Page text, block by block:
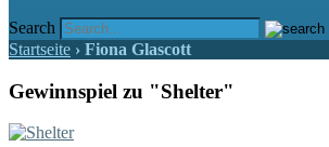
Search
Startseite › Fiona Glascott
Gewinnspiel zu "Shelter"